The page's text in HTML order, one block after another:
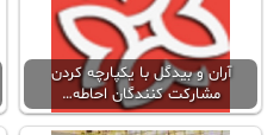
آران و بیدگل با یکپارچه کردن
مشارکت کنندگان احاطه…